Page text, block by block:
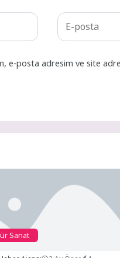
e-posta adresim ve site
Sanat